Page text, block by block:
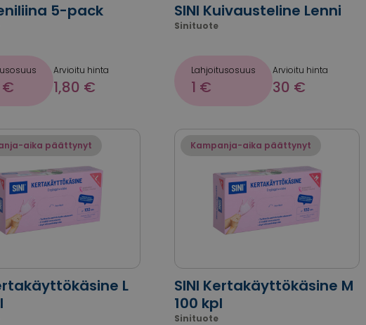
5-pack
€
Arvioitu hinta
1,80 €
SINI Kuivausteline Lenni
Sinituote
Lahjoitusosuus
1 €
Arvioitu hinta
30 €
aika päättynyt
L
Kampanja-aika päättynyt
SINI Kertakäyttökäsine M
100 kpl
Sinituote